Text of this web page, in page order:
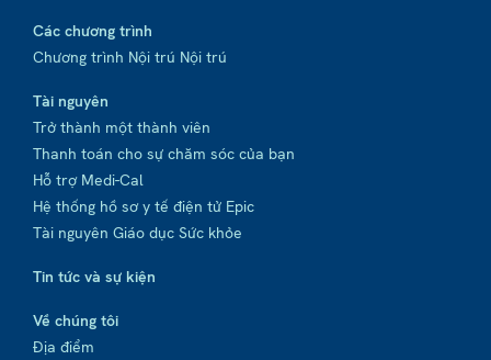
Các chương trình
Chương trình Nội trú Nội trú
Tài nguyên
Trở thành một thành viên
Thanh toán cho sự chăm sóc của bạn
Hỗ trợ Medi-Cal
Hệ thống hồ sơ y tế điện tử Epic
Tài nguyên Giáo dục Sức khỏe
Tin tức và sự kiện
Về chúng tôi
Địa điểm